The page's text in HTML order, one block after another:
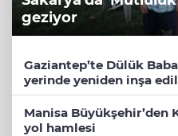
geziyor
Gaziantep’te Dülük
yerinde yeniden inşa
Manisa Büyükşehir’den
yol hamlesi